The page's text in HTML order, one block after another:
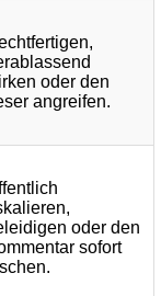
oder den
angreifen.
oder den
sofort